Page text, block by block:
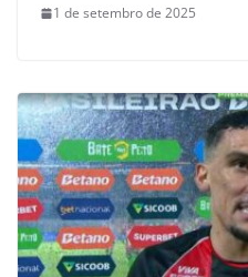
1 de setembro de 2025